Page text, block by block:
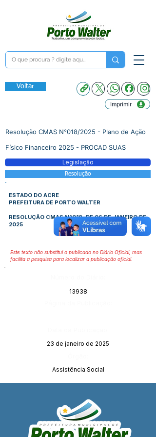
Voltar
Imprimir
Resolução CMAS N°018/2025 - Plano de Ação
Físico Financeiro 2025 - PROCAD SUAS
Legislação
Resolução
ESTADO DO ACRE
PREFEITURA DE PORTO WALTER
RESOLUÇÃO CMAS N°018, DE 06 DE JANEIRO DE
2025
Este texto não substitui o publicado no Diário Oficial, mas
facilita a pesquisa para localizar a publicação oficial.
13938
23 de janeiro de 2025
Assistência Social